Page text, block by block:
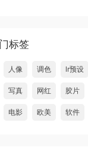
标签
人像 调色 lr预设
写真 网红 胶片
电影 欧美 软件